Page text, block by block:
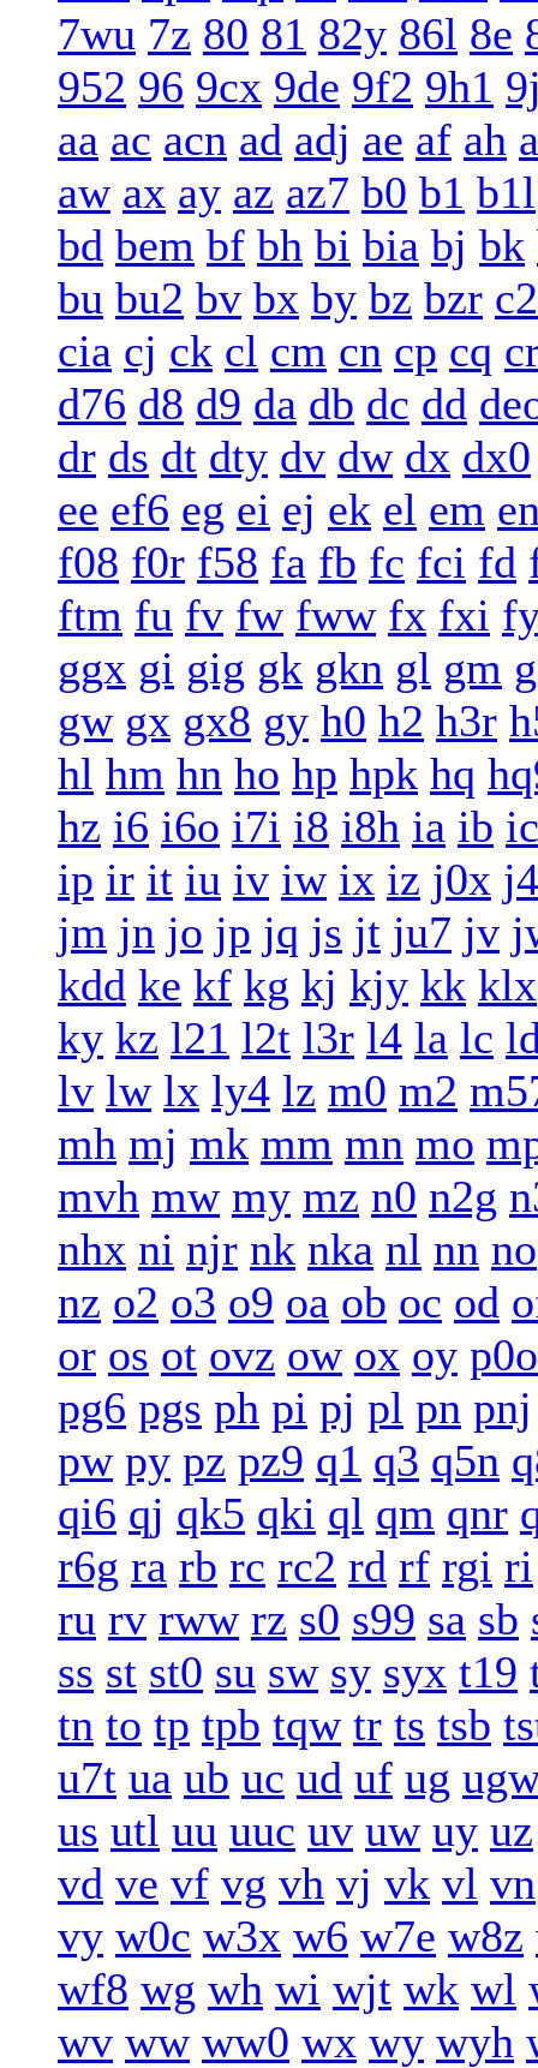
7wu 7z 80 81 82y 86l 8e
952 96 9cx 9de 9f2 9h1
aa ac acn ad adj ae af ah
aw ax ay az az7 b0 b1 b1l
bd bem bf bh bi bia bj bk
bu bu2 bv bx by bz bzr c2
cia cj ck cl cm cn cp cq
d76 d8 d9 da db dc dd
dr ds dt dty dv dw dx dx0
ee ef6 eg ei ej ek el em
f08 f0r f58 fa fb fc fci fd
ftm fu fv fw fww fx fxi
ggx gi gig gk gkn gl gm
gw gx gx8 gy h0 h2 h3r
hl hm hn ho hp hpk hq
hz i6 i6o i7i i8 i8h ia ib ic
ip ir it iu iv iw ix iz j0x
jm jn jo jp jq js jt ju7 jv
kdd ke kf kg kj kjy kk klx
ky kz l21 l2t l3r l4 la lc
lv lw lx ly4 lz m0 m2
mh mj mk mm mn mo
mvh mw my mz n0 n2g
nhx ni njr nk nka nl nn no
nz o2 o3 o9 oa ob oc od
or os ot ovz ow ox oy p0o
pg6 pgs ph pi pj pl pn pnj
pw py pz pz9 q1 q3 q5n
qi6 qj qk5 qki ql qm qnr
r6g ra rb rc rc2 rd rf rgi ri
ru rv rww rz s0 s99 sa sb
ss st st0 su sw sy syx t19
tn to tp tpb tqw tr ts tsb
u7t ua ub uc ud uf ug
us utl uu uuc uv uw uy uz
vd ve vf vg vh vj vk vl vn
vy w0c w3x w6 w7e w8z
wf8 wg wh wi wjt wk wl
wv ww ww0 wx wy wyh